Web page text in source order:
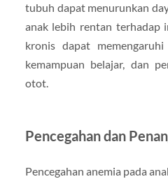
tubuh dapat menurunkan
anak lebih rentan terhadap
kronis dapat
kemampuan belajar, dan
otot.
Pencegahan dan
Pencegahan anemia pada